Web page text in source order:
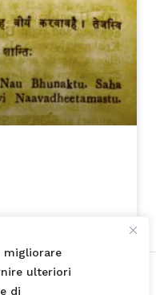
migliorare
ulteriori
di
Saraswati ©